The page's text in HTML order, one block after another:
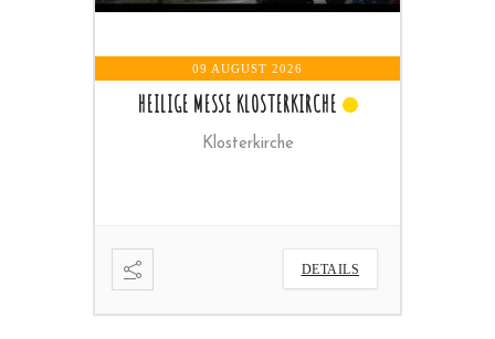
09 AUGUST 2026
HEILIGE MESSE
Pfarrkirche
DETAILS